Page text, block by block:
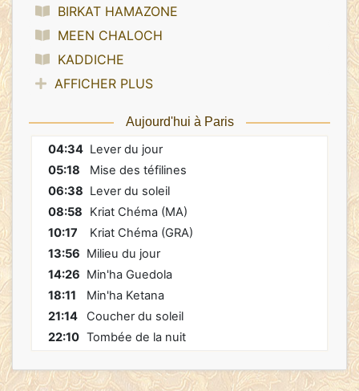
BIRKAT HAMAZONE
MEEN CHALOCH
KADDICHE
AFFICHER PLUS
Aujourd'hui à Paris
04:34 Lever du jour
05:18
Mise des téfilines
06:38 Lever du soleil
08:58
Kriat Chéma (MA)
10:17
Kriat Chéma (GRA)
13:56 Milieu du jour
14:26 Min'ha Guedola
18:11
Min'ha Ketana
21:14
Coucher du soleil
22:10 Tombée de la nuit